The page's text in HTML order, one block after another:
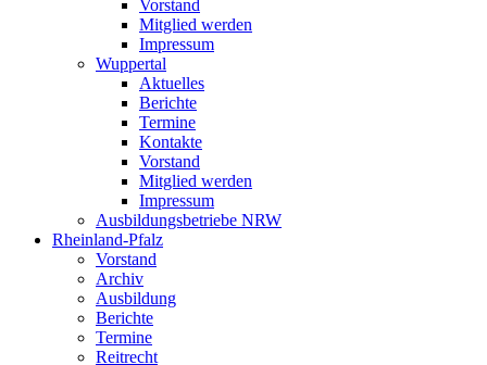
Vorstand
Mitglied werden
Impressum
Wuppertal
Aktuelles
Berichte
Termine
Kontakte
Vorstand
Mitglied werden
Impressum
Ausbildungsbetriebe NRW
Rheinland-Pfalz
Vorstand
Archiv
Ausbildung
Berichte
Termine
Reitrecht